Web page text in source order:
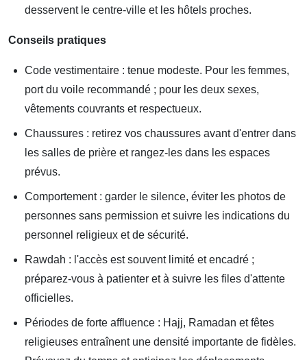
desservent le centre-ville et les hôtels proches.
Conseils pratiques
Code vestimentaire : tenue modeste. Pour les femmes,
port du voile recommandé ; pour les deux sexes,
vêtements couvrants et respectueux.
Chaussures : retirez vos chaussures avant d'entrer dans
les salles de prière et rangez-les dans les espaces
prévus.
Comportement : garder le silence, éviter les photos de
personnes sans permission et suivre les indications du
personnel religieux et de sécurité.
Rawdah : l'accès est souvent limité et encadré ;
préparez-vous à patienter et à suivre les files d'attente
officielles.
Périodes de forte affluence : Hajj, Ramadan et fêtes
religieuses entraînent une densité importante de fidèles.